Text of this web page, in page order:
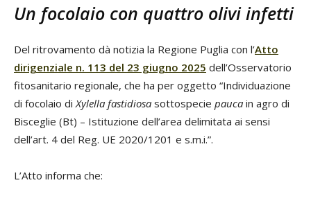
Un focolaio con quattro olivi infetti
Del ritrovamento dà notizia la Regione Puglia con l’Atto
dirigenziale n. 113 del 23 giugno 2025 dell’Osservatorio
fitosanitario regionale, che ha per oggetto “Individuazione
di focolaio di Xylella fastidiosa sottospecie pauca in agro di
Bisceglie (Bt) – Istituzione dell’area delimitata ai sensi
dell’art. 4 del Reg. UE 2020/1201 e s.m.i.”.
L’Atto informa che: